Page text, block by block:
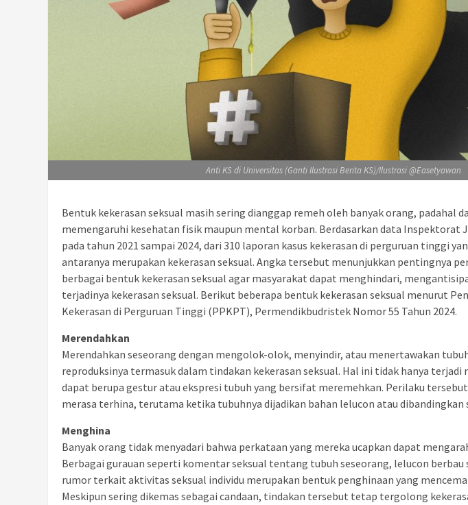
Anti KS di Universitas (Ganti Ilustrasi Berita KS)/Ilustrasi @Easetyawan
Bentuk kekerasan seksual masih sering dianggap remeh oleh banyak orang, padahal
memengaruhi kesehatan fisik maupun mental korban. Berdasarkan data Inspektorat
pada tahun 2021 sampai 2024, dari 310 laporan kasus kekerasan di perguruan tinggi
antaranya merupakan kekerasan seksual. Angka tersebut menunjukkan pentingnya
berbagai bentuk kekerasan seksual agar masyarakat dapat menghindari,
terjadinya kekerasan seksual. Berikut beberapa bentuk kekerasan seksual menurut
Kekerasan di Perguruan Tinggi (PPKPT), Permendikbudristek Nomor 55 Tahun 2024.
Merendahkan
Merendahkan seseorang dengan mengolok-olok, menyindir, atau menertawakan
reproduksinya termasuk dalam tindakan kekerasan seksual. Hal ini tidak hanya terjadi
dapat berupa gestur atau ekspresi tubuh yang bersifat meremehkan. Perilaku
merasa terhina, terutama ketika tubuhnya dijadikan bahan lelucon atau dibandingkan
Menghina
Banyak orang tidak menyadari bahwa perkataan yang mereka ucapkan dapat
Berbagai gurauan seperti komentar seksual tentang tubuh seseorang, lelucon berbau
rumor terkait aktivitas seksual individu merupakan bentuk penghinaan yang
Meskipun sering dikemas sebagai candaan, tindakan tersebut tetap tergolong